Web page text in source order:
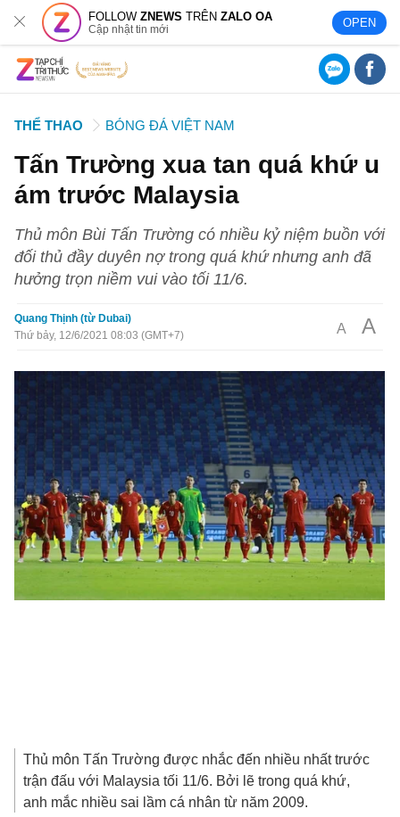
FOLLOWZNEWS TRÊNZALO OA
Cập nhật tin mới OPEN
THỂ THAO BÓNG ĐÁ VIỆT NAM
Tấn Trường xua tan quá khứ u
ám trước Malaysia
Thủ môn Bùi Tấn Trường có nhiều kỷ niệm buồn với
đối thủ đầy duyên nợ trong quá khứ nhưng anh đã
hưởng trọn niềm vui vào tối 11/6.
Quang Thịnh (từ Dubai)
Thứ bảy, 12/6/2021 08:03 (GMT+7)
A A
Thủ môn Tấn Trường được nhắc đến nhiều nhất trước
trận đấu với Malaysia tối 11/6. Bởi lẽ trong quá khứ,
anh mắc nhiều sai lầm cá nhân từ năm 2009.